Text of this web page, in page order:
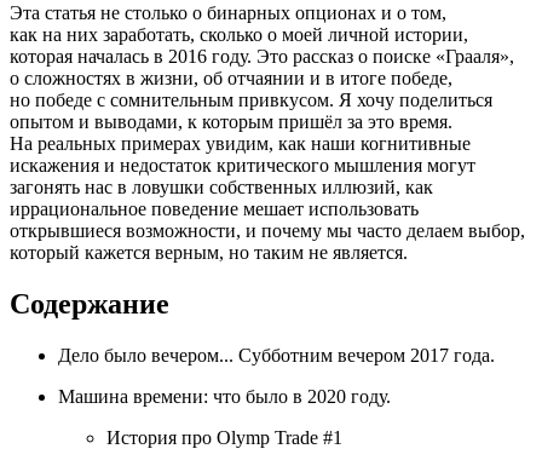
Эта статья не столько о бинарных опционах и о том,
как на них заработать, сколько о моей личной истории,
которая началась в 2016 году. Это рассказ о поиске «Грааля»,
о сложностях в жизни, об отчаянии и в итоге победе,
но победе с сомнительным привкусом. Я хочу поделиться
опытом и выводами, к которым пришёл за это время.
На реальных примерах увидим, как наши когнитивные
искажения и недостаток критического мышления могут
загонять нас в ловушки собственных иллюзий, как
иррациональное поведение мешает использовать
открывшиеся возможности, и почему мы часто делаем выбор,
который кажется верным, но таким не является.
Содержание
Дело было вечером... Субботним вечером 2017 года.
Машина времени: что было в 2020 году.
История про Olymp Trade #1